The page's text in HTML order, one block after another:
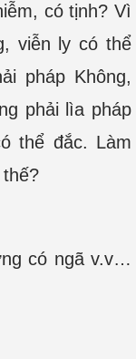
có tịnh? Vì
viễn ly có thể
pháp Không,
phải lìa pháp
thể đắc. Làm
có ngã v.v…